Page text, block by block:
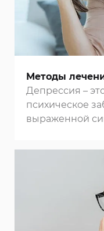
Методы
Депрессия –
психическое
выраженной